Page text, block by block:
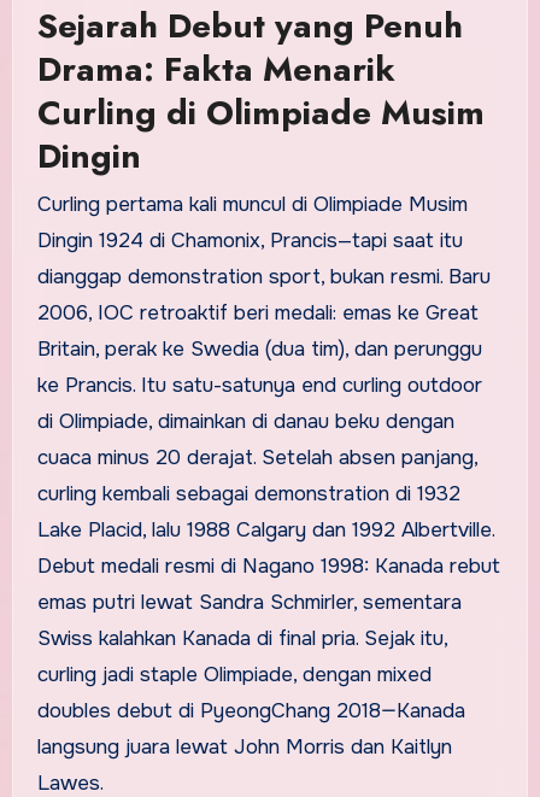
Sejarah Debut yang Penuh
Drama: Fakta Menarik
Curling di Olimpiade Musim
Dingin
Curling pertama kali muncul di Olimpiade Musim
Dingin 1924 di Chamonix, Prancis—tapi saat itu
dianggap demonstration sport, bukan resmi. Baru
2006, IOC retroaktif beri medali: emas ke Great
Britain, perak ke Swedia (dua tim), dan perunggu
ke Prancis. Itu satu-satunya end curling outdoor
di Olimpiade, dimainkan di danau beku dengan
cuaca minus 20 derajat. Setelah absen panjang,
curling kembali sebagai demonstration di 1932
Lake Placid, lalu 1988 Calgary dan 1992 Albertville.
Debut medali resmi di Nagano 1998: Kanada rebut
emas putri lewat Sandra Schmirler, sementara
Swiss kalahkan Kanada di final pria. Sejak itu,
curling jadi staple Olimpiade, dengan mixed
doubles debut di PyeongChang 2018—Kanada
langsung juara lewat John Morris dan Kaitlyn
Lawes.